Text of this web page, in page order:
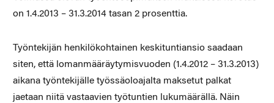
on 1.4.2013 – 31.3.2014 tasan 2 prosenttia.
Työntekijän henkilökohtainen keskituntiansio saadaan
siten, että lomanmääräytymisvuoden (1.4.2012 – 31.3.2013)
aikana työntekijälle työssäoloajalta maksetut palkat
jaetaan niitä vastaavien työtuntien lukumäärällä. Näin